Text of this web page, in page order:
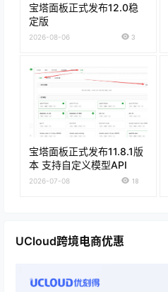
宝塔面板正式发布12.0稳
定版
2026-08-06 3
宝塔面板正式发布11.8.1版
本 支持自定义模型API
2026-07-08 18
UCloud跨境电商优惠